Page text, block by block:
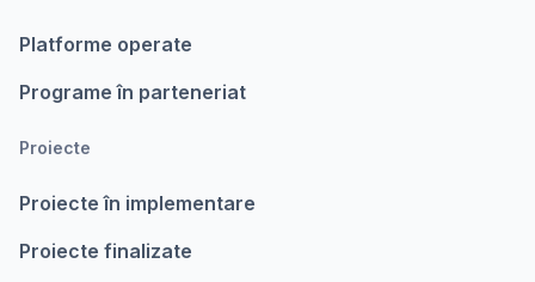
Platforme operate
Programe în parteneriat
Proiecte
Proiecte în implementare
Proiecte finalizate